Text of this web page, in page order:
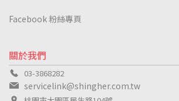
關於我們
03-3868282
servicelink@shingher.com.tw
Facebook 粉絲專頁